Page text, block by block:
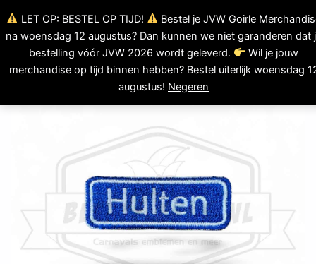
LET OP: BESTEL OP TIJD!
Bestel je JVW Goirle
na woensdag 12 augustus? Dan kunnen we niet garanderen dat
bestelling vóór JVW 2026 wordt geleverd.
Wil je jouw
merchandise op tijd binnen hebben? Bestel uiterlijk woensdag
augustus! Negeren
naar
de
inhoud
0
Winkelwagen